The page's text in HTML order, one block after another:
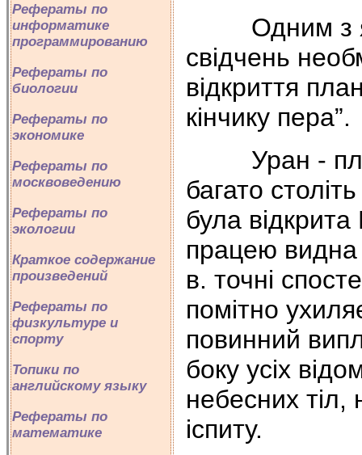
Рефераты по
информатике
программированию
Рефераты по
биологии
Рефераты по
экономике
Рефераты по
москвоведению
Рефераты по
экологии
Краткое содержание
произведений
Рефераты по
физкультуре и
спорту
Топики по
английскому языку
Рефераты по
математике
Одним з
свідчень
відкриття
кінчику пера”.
Уран -
багато
була
працею
в. точні
помітно
повинний
боку усіх
небесних тіл,
іспиту.